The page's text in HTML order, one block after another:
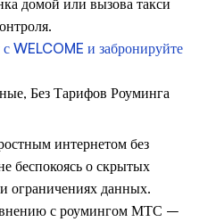
WELCOME и забронируйте
Без Тарифов Роуминга
интернетом без
беспокоясь о скрытых
ограничениях данных.
с роумингом МТС –